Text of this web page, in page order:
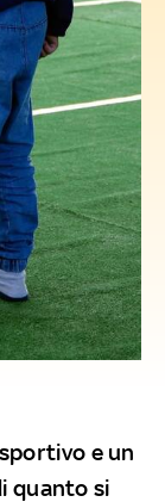
e un
quanto si